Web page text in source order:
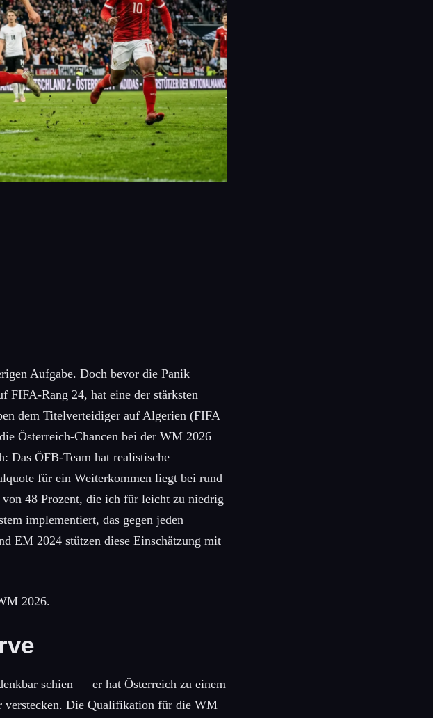
Aufgabe. Doch bevor die Panik
FIFA-Rang 24, hat eine der stärksten
dem Titelverteidiger auf Algerien (FIFA
Österreich-Chancen bei der WM 2026
Das ÖFB-Team hat realistische
für ein Weiterkommen liegt bei rund
48 Prozent, die ich für leicht zu niedrig
implementiert, das gegen jeden
EM 2024 stützen diese Einschätzung mit
2026.
schien — er hat Österreich zu einem
verstecken. Die Qualifikation für die WM